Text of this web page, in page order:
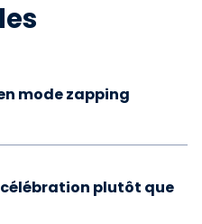
mode zapping
célébration plutôt que